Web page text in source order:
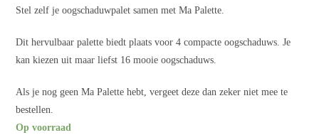
Stel zelf je oogschaduwpalet samen met Ma Palette.
Dit hervulbaar palette biedt plaats voor 4 compacte oogschaduws. Je
kan kiezen uit maar liefst 16 mooie oogschaduws.
Als je nog geen Ma Palette hebt, vergeet deze dan zeker niet mee te
bestellen.
Op voorraad